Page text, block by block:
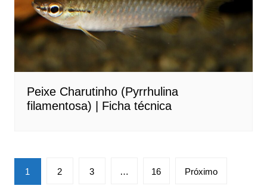
Peixe Charutinho (Pyrrhulina
filamentosa) | Ficha técnica
Paginação
de
1 2 3 … 16 Próximo